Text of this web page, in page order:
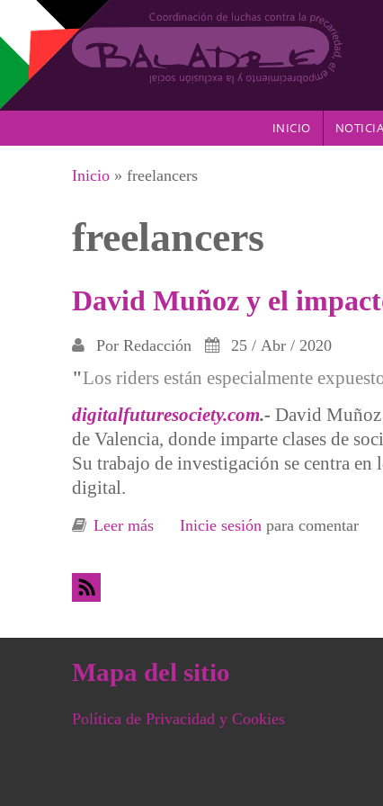
Pasar al contenido principal
INICIO
Se encuentra usted aquí
Inicio » freelancers
freelancers
David Muñoz y el
Por Redacción 25 / Abr / 2020
"Los riders están especialmente
digitalfuturesociety.com.- David Muñoz
de Valencia, donde imparte clases de
Su trabajo de investigación se centra
digital.
Leer más sobre David Muñoz y el impacto
Inicie sesiónpara comentar
Mapa del sitio
Política de Privacidad y Cookies